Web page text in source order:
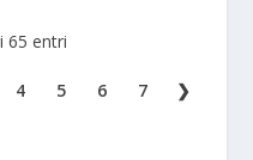
65 entri
4 5 6 7 ❯